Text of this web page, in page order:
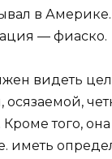
в
— фиаско.
видеть
осязаемой,
того,
иметь